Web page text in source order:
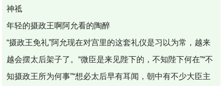
神祗
年轻的摄政王啊阿允看的陶醉
“摄政王免礼”阿允现在对宫里的这套礼仪是习以为常，越来
越会摆太后架子了。“微臣是来见陛下的，不知陛下何在”“不
知摄政王所为何事”“想必太后早有耳闻，朝中有不少大臣主